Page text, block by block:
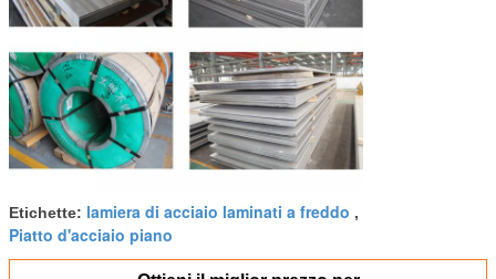
Etichette: lamiera di acciaio laminati a freddo ,
Piatto d'acciaio piano